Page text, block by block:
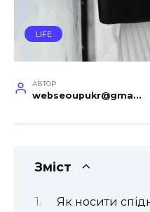
LIFE
АВТОР
webseoupukr@gmail.com
Зміст
Як носити